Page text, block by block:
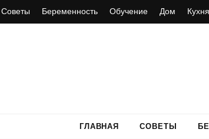
Советы Беременность Обучение Дом Кухня
ГЛАВНАЯ СОВЕТЫ